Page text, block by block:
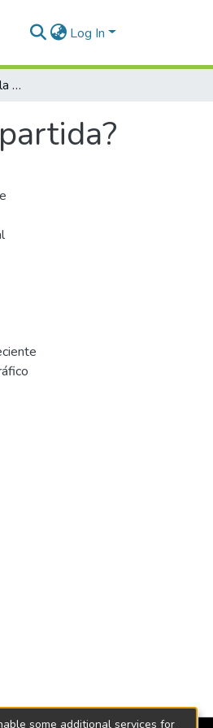
Log In
Lo local vs. lo global. ¿O la soberanía compartida?
some additional services for